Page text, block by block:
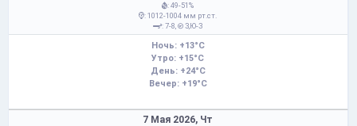
: 49-51%
: 1012-1004 мм рт.ст.
: 7-8,
З,Ю-З
Ночь: +13°C
Утро: +15°C
День: +24°C
Вечер: +19°C
7 Мая 2026, Чт